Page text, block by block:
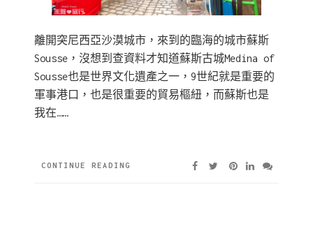
離開突尼西亞沙漠城市，來到的臨海的城市蘇斯
Sousse，沒想到查資料才知道蘇斯古城Medina of
Sousse也是世界文化遺產之一，9世紀就是重要的
軍事港口，也是很重要的貿易樞紐，而蘇斯也是
我在……
CONTINUE READING